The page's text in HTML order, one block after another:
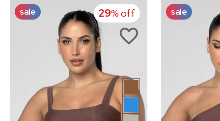
sale 29% off sale